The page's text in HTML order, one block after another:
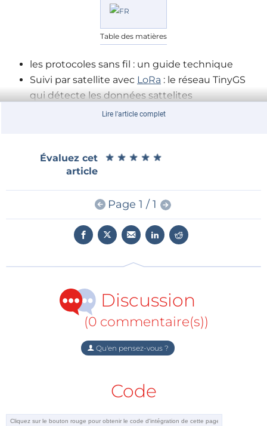
Table des matières
les protocoles sans fil : un guide technique
Suivi par satellite avec LoRa : le réseau TinyGS
qui détecte les données sattelites
Carte émetteur-récepteur audio
Pico dans un croquis Arduino
Nœud de capteurs autonome v2.0 (architecture
système) : plateforme de détection alimentée
par énergie solaire avec GPS intégré, LoRaWAN,
et plus encore
positionnement précis : test du sondage de
canal Bluetooth
Lire l'article complet
Évaluez cet
article
★ ★ ★ ★ ★
★ ★ ★ ★ ★
Page 1 / 1
Discussion
(0 commentaire(s))
Qu'en pensez-vous ?
Code